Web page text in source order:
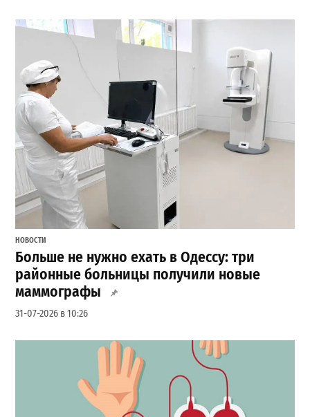
НОВОСТИ
Больше не нужно ехать в Одессу: три
районные больницы получили новые
маммографы
31-07-2026 в 10:26